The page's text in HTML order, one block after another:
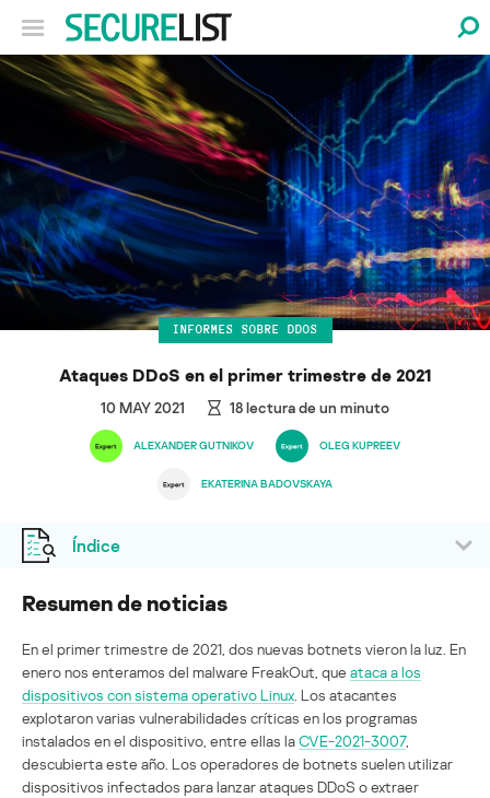
INFORMES SOBRE DDOS
Ataques DDoS en el primer trimestre de 2021
10 MAY 2021 18lectura de un minuto
ALEXANDER GUTNIKOV OLEG KUPREEV
EKATERINA BADOVSKAYA
Índice
Resumen de noticias
En el primer trimestre de 2021, dos nuevas botnets vieron la luz. En
enero nos enteramos del malware FreakOut, que ataca a los
dispositivos con sistema operativo Linux . Los atacantes
explotaron varias vulnerabilidades críticas en los programas
instalados en el dispositivo, entre ellas laCVE-2021-3007,
descubierta este año. Los operadores de botnets suelen utilizar
dispositivos infectados para lanzar ataques DDoS o extraer